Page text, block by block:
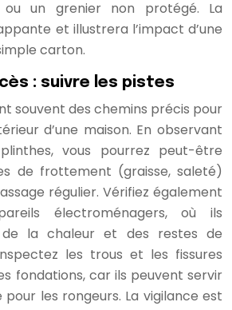
un grenier non protégé. La
et illustrera l’impact d’une
carton.
: suivre les pistes
souvent des chemins précis pour
d’une maison. En observant
vous pourrez peut-être
de frottement (graisse, saleté)
régulier. Vérifiez également
électroménagers, où ils
la chaleur et des restes de
les trous et les fissures
fondations, car ils peuvent servir
les rongeurs. La vigilance est